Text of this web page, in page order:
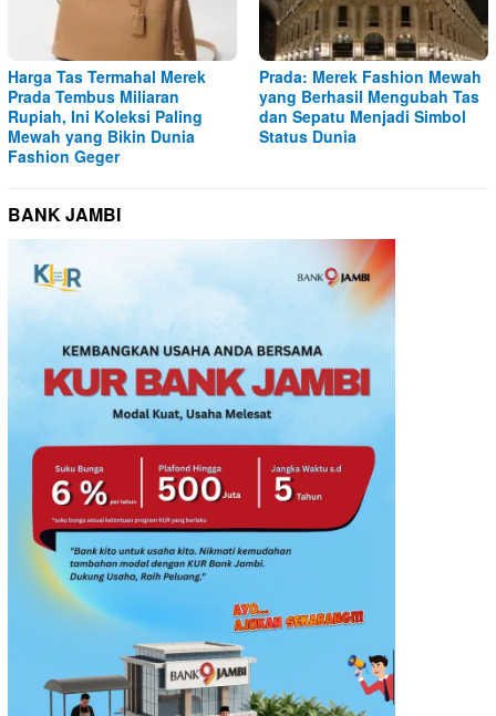
Harga Tas Termahal Merek
Prada Tembus Miliaran
Rupiah, Ini Koleksi Paling
Mewah yang Bikin Dunia
Fashion Geger
Prada: Merek Fashion Mewah
yang Berhasil Mengubah Tas
dan Sepatu Menjadi Simbol
Status Dunia
BANK JAMBI